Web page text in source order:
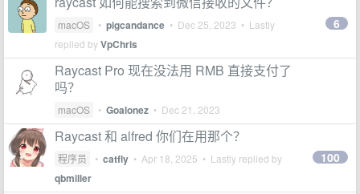
macOS • pigcandance • Dec 25, 2023 • Lastly
replied byVpChris
6
Raycast Pro 现在没法用 RMB 直接支付了
吗？
macOS • Goalonez • Dec 21, 2023
Raycast 和 alfred 你们在用那个？
程序员 • catfly • Apr 18, 2025 • Lastly replied by
qbmiller
100